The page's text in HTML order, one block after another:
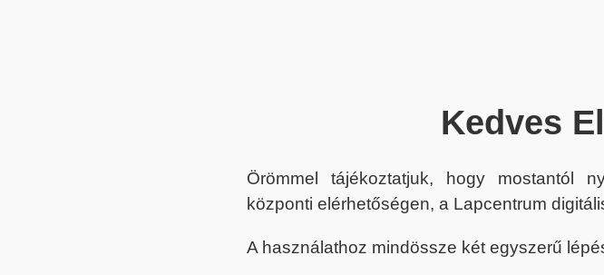
Kedves
Örömmel tájékoztatjuk, hogy mostantól
központi elérhetőségen, a Lapcentrum
A használathoz mindössze két egyszerű